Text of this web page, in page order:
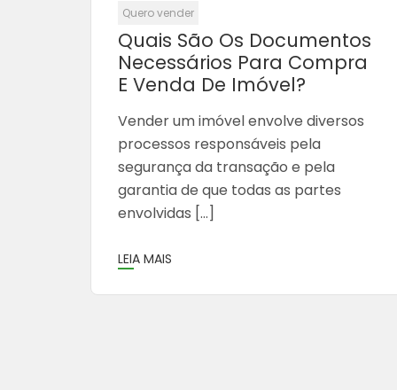
Quero vender
Quais São Os Documentos
Necessários Para Compra
E Venda De Imóvel?
Vender um imóvel envolve diversos
processos responsáveis pela
segurança da transação e pela
garantia de que todas as partes
envolvidas […]
LEIA MAIS